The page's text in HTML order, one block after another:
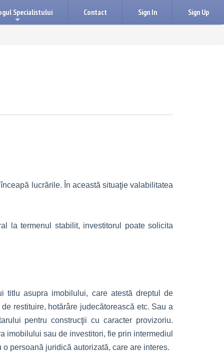
Specialistului Contact Sign In Sign Up
lucrările. În această situaţie valabilitatea
la termenul stabilit, investitorul poate solicita
titlu asupra imobilului, care atestă dreptul de
restituire, hotărâre judecătorească etc. Sau a
pentru construcţii cu caracter provizoriu.
imobilului sau de investitori, fie prin intermediul
persoană juridică autorizată, care are interes.